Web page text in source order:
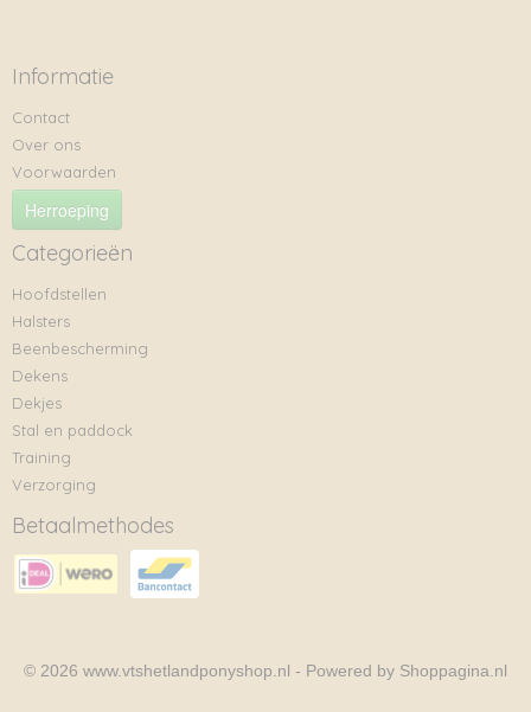
Informatie
Contact
Over ons
Voorwaarden
Herroeping
Categorieën
Hoofdstellen
Halsters
Beenbescherming
Dekens
Dekjes
Stal en paddock
Training
Verzorging
Betaalmethodes
© 2026 www.vtshetlandponyshop.nl - Powered by Shoppagina.nl